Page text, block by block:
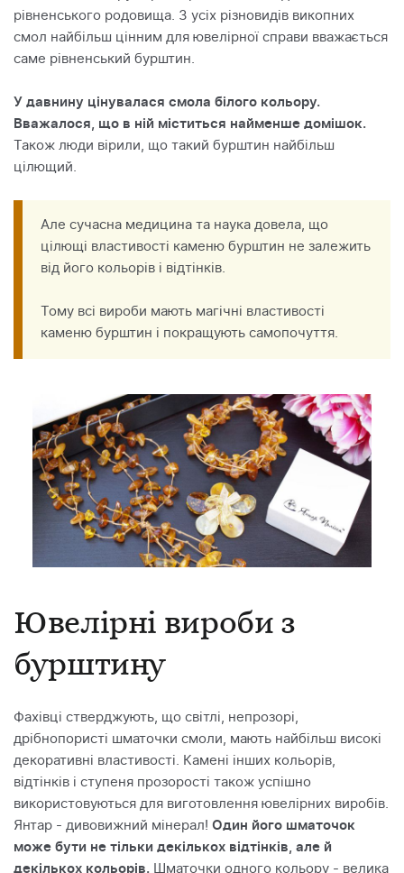
рівненського родовища. З усіх різновидів викопних
смол найбільш цінним для ювелірної справи вважається
саме рівненський бурштин.
У давнину цінувалася смола білого кольору.
Вважалося, що в ній міститься найменше домішок.
Також люди вірили, що такий бурштин найбільш
цілющий.
Але сучасна медицина та наука довела, що
цілющі властивості каменю бурштин не залежить
від його кольорів і відтінків.
Тому всі вироби мають магічні властивості
каменю бурштин і покращують самопочуття.
Ювелірні вироби з
бурштину
Фахівці стверджують, що світлі, непрозорі,
дрібнопористі шматочки смоли, мають найбільш високі
декоративні властивості. Камені інших кольорів,
відтінків і ступеня прозорості також успішно
використовуються для виготовлення ювелірних виробів.
Янтар - дивовижний мінерал! Один його шматочок
може бути не тільки декількох відтінків, але й
декількох кольорів.
Шматочки одного кольору - велика